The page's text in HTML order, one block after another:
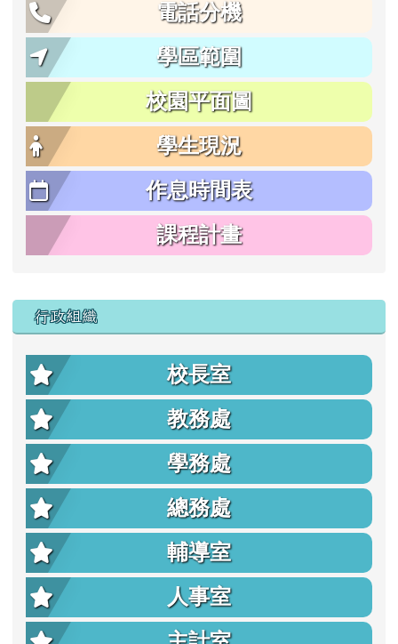
電話分機
學區範圍
校園平面圖
學生現況
作息時間表
課程計畫
行政組織
校長室
教務處
學務處
總務處
輔導室
人事室